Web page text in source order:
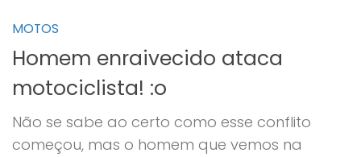
MOTOS
Homem enraivecido ataca
motociclista! :o
Não se sabe ao certo como esse conflito
começou, mas o homem que vemos na